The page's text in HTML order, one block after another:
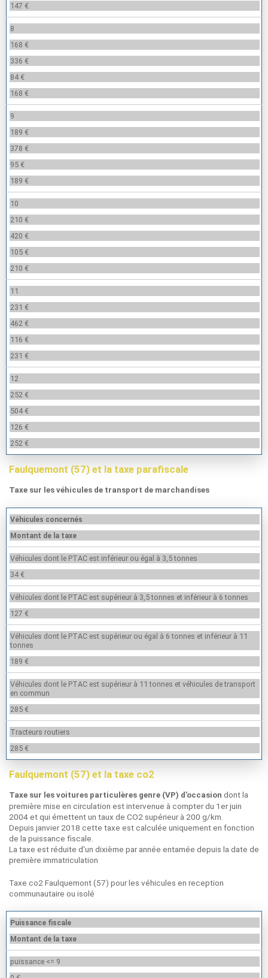
147 €
8
168 €
336 €
84 €
168 €
9
189 €
378 €
95 €
189 €
10
210 €
420 €
105 €
210 €
11
231 €
462 €
116 €
231 €
12
252 €
504 €
126 €
252 €
Faulquemont (57) et la taxe parafiscale
Taxe sur les véhicules de transport de marchandises
Véhicules concernés
Montant de la taxe
Véhicules dont le PTAC est inférieur ou égal à 3,5 tonnes
34 €
Véhicules dont le PTAC est supérieur à 3,5 tonnes et inférieur à 6 tonnes
127 €
Véhicules dont le PTAC est supérieur ou égal à 6 tonnes et inférieur à 11
tonnes
189 €
Véhicules dont le PTAC est supérieur à 11 tonnes et véhicules de transport
en commun
285 €
Tracteurs routiers
285 €
Faulquemont (57) et la taxe co2
Taxe sur les voitures particulères genre (VP) d’occasion dont la
première mise en circulation est intervenue à compter du 1er juin
2004 et qui émettent un taux de CO2 supérieur à 200 g/km.
Depuis janvier 2018 cette taxe est calculée uniquement en fonction
de la puissance fiscale.
La taxe est réduite d'un dixième par année entamée depuis la date de
première immatriculation
Taxe co2 Faulquemont (57) pour les véhicules en reception
communautaire ou isolé
Puissance fiscale
Montant de la taxe
puissance <= 9